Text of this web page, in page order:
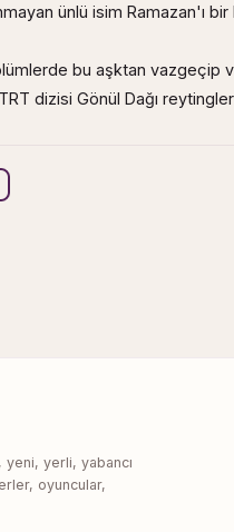
ünlü isim Ramazan'ı bir
bu aşktan
dizisi Gönül Dağı
yerli, yabancı
oyuncular,